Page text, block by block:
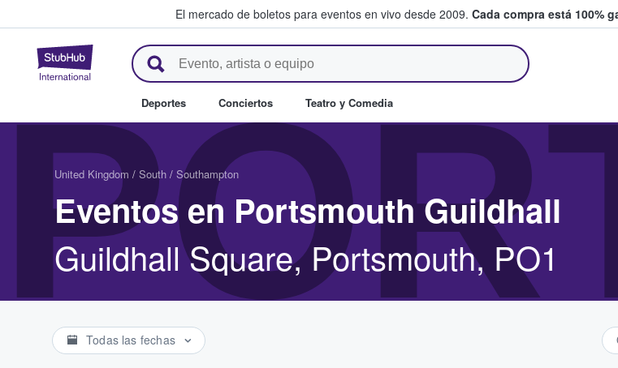
El mercado de boletos para eventos en vivo desde 2009. Cada compra está 100%
StubHub: donde los fans compran y venden boletos
Deportes Conciertos Teatro y Comedia
United Kingdom / South / Southampton
Eventos en Portsmouth Guildhall
Guildhall Square, Portsmouth, PO1
Todas las fechas